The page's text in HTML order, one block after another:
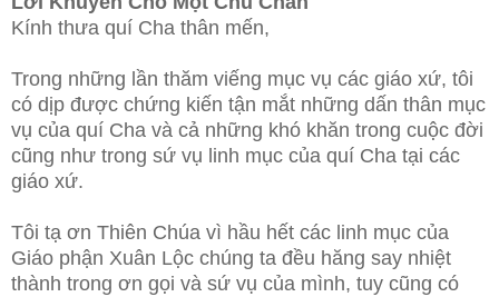
Kính thưa quí Cha thân mến,
Trong những lần thăm viếng mục vụ các giáo xứ, tôi
có dịp được chứng kiến tận mắt những dấn thân mục
vụ của quí Cha và cả những khó khăn trong cuộc đời
cũng như trong sứ vụ linh mục của quí Cha tại các
giáo xứ.
Tôi tạ ơn Thiên Chúa vì hầu hết các linh mục của
Giáo phận Xuân Lộc chúng ta đều hăng say nhiệt
thành trong ơn gọi và sứ vụ của mình, tuy cũng có